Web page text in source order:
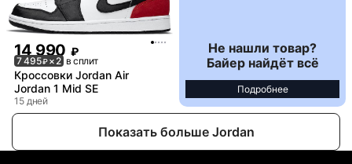
14 990 ₽
7 495₽× 2 в сплит
Кроссовки Jordan Air
Jordan 1 Mid SE
15 дней
Не нашли товар?
Байер найдёт всё
Подробнее
Показать больше Jordan